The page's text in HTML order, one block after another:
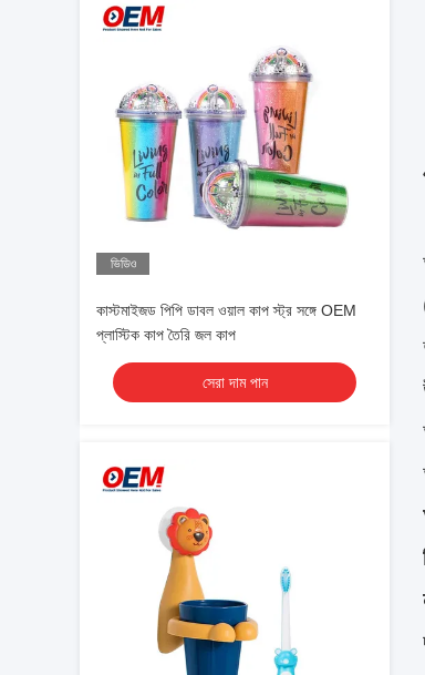
ভিডিও
কাস্টমাইজড পিপি ডাবল ওয়াল কাপ স্ট্র সঙ্গে OEM
প্লাস্টিক কাপ তৈরি জল কাপ
সেরা দাম পান